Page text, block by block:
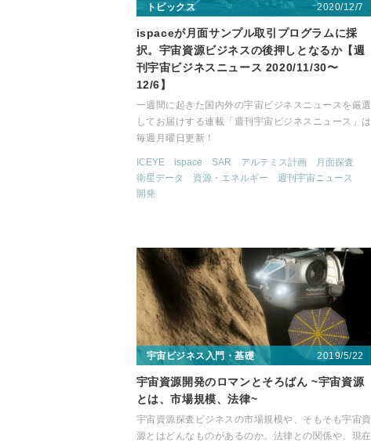
トピックス 2020/12/7
ispaceが月面サンプル取引プログラムに採
択。宇宙資源ビジネスの後押しとなるか【週
刊宇宙ビジネスニュース 2020/11/30〜
12/6】
一週間に起きた国内外の宇宙ビジネスニュースを厳選
してお届けする連載「週刊宇宙ビジネスニュース」は
毎週月曜日更新！
ICEYE ispace SAR アルテミス計画
月面探査
衛星データ
資源・エネルギー
週刊宇宙ニュース
開発
宇宙ビジネス入門・基礎 2019/5/22
宇宙資源開発のロマンとそろばん ~宇宙資源
とは、市場規模、法律~
宇宙資源探査ビジネスの市場規模や、そもそも宇宙資
源とはどんなものがあるのか。法律との関係や、現在